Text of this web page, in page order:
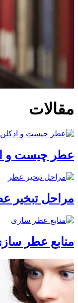
مقالات
عطر چیست و
مراحل تبخیر
منابع عطر